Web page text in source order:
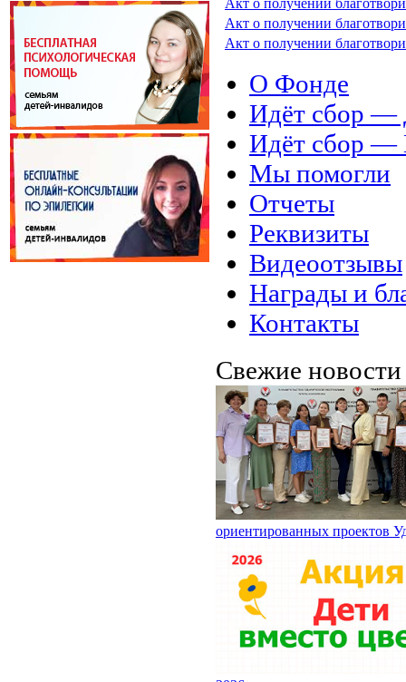
Акт о получении
Акт о получении
Акт о получении
О Фонде
Идёт сбор
Идёт сбор
Мы помогли
Отчеты
Реквизиты
Видеоотзывы
Награды и
Контакты
Свежие
ориентированных проектов